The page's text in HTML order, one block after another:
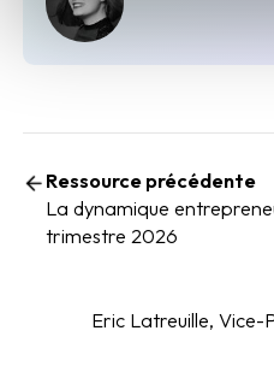
Ressource précédente
La dynamique
trimestre 2026
Eric Latreuille,